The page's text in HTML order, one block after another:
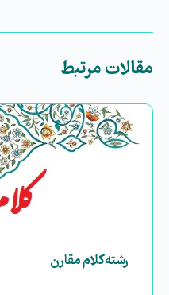
مقالات مرتبط
رشته كلام مقارن